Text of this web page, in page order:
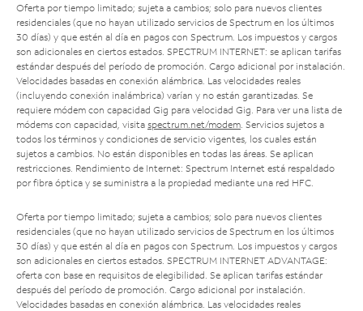
Oferta por tiempo limitado; sujeta a cambios; solo para nuevos clientes
residenciales (que no hayan utilizado servicios de Spectrum en los últimos
30 días) y que estén al día en pagos con Spectrum. Los impuestos y cargos
son adicionales en ciertos estados. SPECTRUM INTERNET: se aplican tarifas
estándar después del período de promoción. Cargo adicional por instalación.
Velocidades basadas en conexión alámbrica. Las velocidades reales
(incluyendo conexión inalámbrica) varían y no están garantizadas. Se
requiere módem con capacidad Gig para velocidad Gig. Para ver una lista de
módems con capacidad, visita spectrum.net/modem . Servicios sujetos a
todos los términos y condiciones de servicio vigentes, los cuales están
sujetos a cambios. No están disponibles en todas las áreas. Se aplican
restricciones. Rendimiento de Internet: Spectrum Internet está respaldado
por fibra óptica y se suministra a la propiedad mediante una red HFC.
Oferta por tiempo limitado; sujeta a cambios; solo para nuevos clientes
residenciales (que no hayan utilizado servicios de Spectrum en los últimos
30 días) y que estén al día en pagos con Spectrum. Los impuestos y cargos
son adicionales en ciertos estados. SPECTRUM INTERNET ADVANTAGE:
oferta con base en requisitos de elegibilidad. Se aplican tarifas estándar
después del período de promoción. Cargo adicional por instalación.
Velocidades basadas en conexión alámbrica. Las velocidades reales